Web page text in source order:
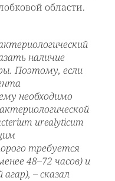
области.
наличие
Поэтому, если
необходимо
urealyticum
требуется
48–72 часов) и
агар), –сказал